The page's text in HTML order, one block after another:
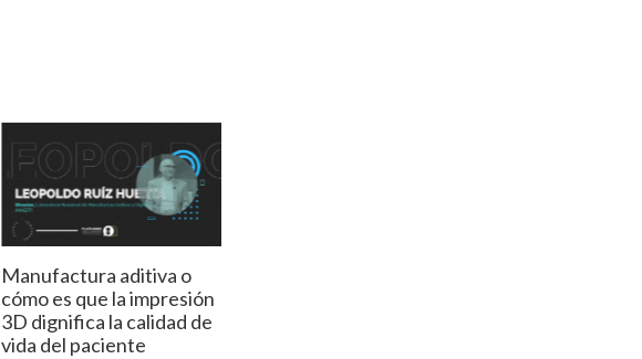
Manufactura aditiva o
cómo es que la impresión
3D dignifica la calidad de
vida del paciente